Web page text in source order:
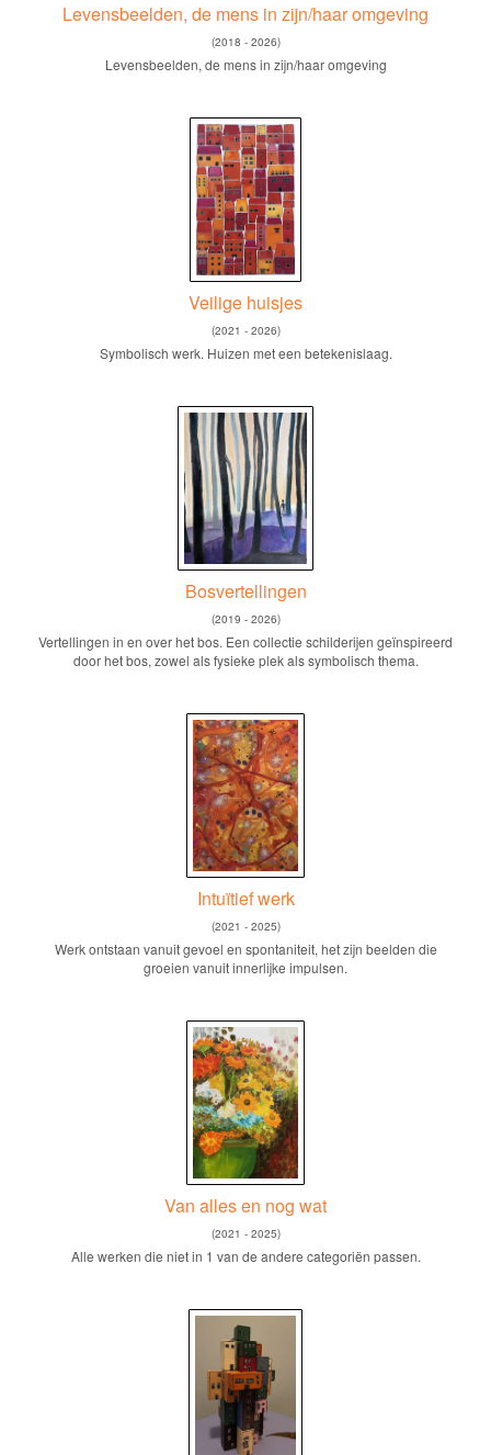
Levensbeelden, de mens in zijn/haar omgeving
(2018 - 2026)
Levensbeelden, de mens in zijn/haar omgeving
Veilige huisjes
(2021 - 2026)
Symbolisch werk. Huizen met een betekenislaag.
Bosvertellingen
(2019 - 2026)
Vertellingen in en over het bos. Een collectie schilderijen geïnspireerd
door het bos, zowel als fysieke plek als symbolisch thema.
Intuïtief werk
(2021 - 2025)
Werk ontstaan vanuit gevoel en spontaniteit, het zijn beelden die
groeien vanuit innerlijke impulsen.
Van alles en nog wat
(2021 - 2025)
Alle werken die niet in 1 van de andere categoriën passen.